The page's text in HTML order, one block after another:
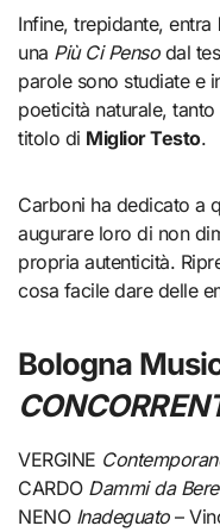
Infine, trepidante, entra
una Più Ci Pensodal
parole sono studiate e
poeticità naturale,
titolo di Miglior Testo.
Carboni ha dedicato a
augurare loro di non
propria autenticità.
cosa facile dare delle
Bologna
VERGINE
CARDO Dammi da Bere
NENO Inadeguato–